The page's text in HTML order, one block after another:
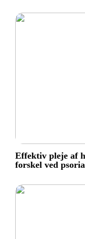
Effektiv pleje af
forskel ved